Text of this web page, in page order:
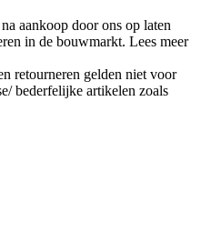
aankoop door ons op laten
in de bouwmarkt. Lees meer
retourneren gelden niet voor
bederfelijke artikelen zoals